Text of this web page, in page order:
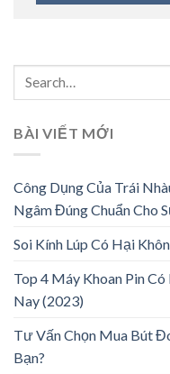
BÀI VIẾT MỚI
Công Dụng Của Trái
Ngâm Đúng Chuẩn Cho
Soi Kính Lúp Có Hại
Top 4 Máy Khoan Pin
Nay (2023)
Tư Vấn Chọn Mua Bút
Bạn?